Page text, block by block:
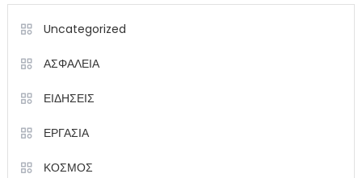
Uncategorized
ΑΣΦΑΛΕΙΑ
ΕΙΔΗΣΕΙΣ
ΕΡΓΑΣΙΑ
ΚΟΣΜΟΣ